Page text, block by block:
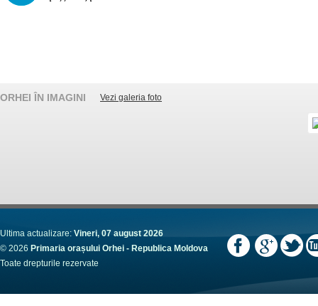
ORHEI ÎN IMAGINI Vezi galeria foto
Ultima actualizare: Vineri, 07 august 2026
© 2026 Primaria orașului Orhei - Republica Moldova
Toate drepturile rezervate